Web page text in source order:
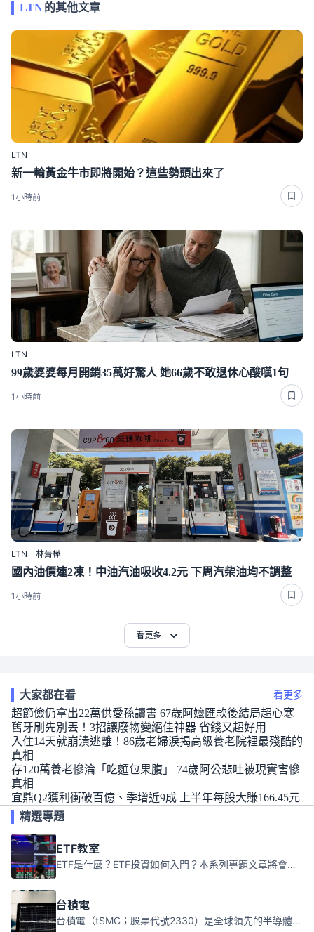
LTN的其他文章
LTN
新一輪黃金牛市即將開始？這些勢頭出來了
1小時前
LTN
99歲婆婆每月開銷35萬好驚人 她66歲不敢退休心酸嘆1句
1小時前
LTN｜林菁樺
國內油價連2凍！中油汽油吸收4.2元 下周汽柴油均不調整
1小時前
看更多
大家都在看 看更多
超節儉仍拿出22萬供愛孫讀書 67歲阿嬤匯款後結局超心寒
舊牙刷先別丟！3招讓廢物變絕佳神器 省錢又超好用
入住14天就崩潰逃離！86歲老婦淚揭高級養老院裡最殘酷的
真相
存120萬養老慘淪「吃麵包果腹」 74歲阿公悲吐被現實害慘
真相
宜鼎Q2獲利衝破百億、季增近9成 上半年每股大賺166.45元
精選專題
ETF教室
ETF是什麼？ETF投資如何入門？本系列專題文章將會告訴你新手必須知道的ETF基礎知識。
台積電
台積電（tSMC；股票代號2330）是全球領先的半導體代工公司，成立於1987年，總部位於台灣新竹。且已於美國、日本、德國及中國設廠，台積電是全球首家專業積體電路製造服務公司，也是全球最先進和最大規模的半導體代工廠。